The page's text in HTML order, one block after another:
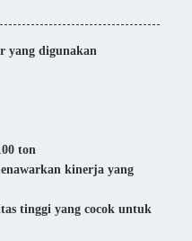
yang digunakan
ton
kinerja yang
tinggi yang cocok untuk